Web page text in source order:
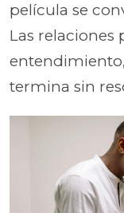
película se
Las relaciones
termina sin